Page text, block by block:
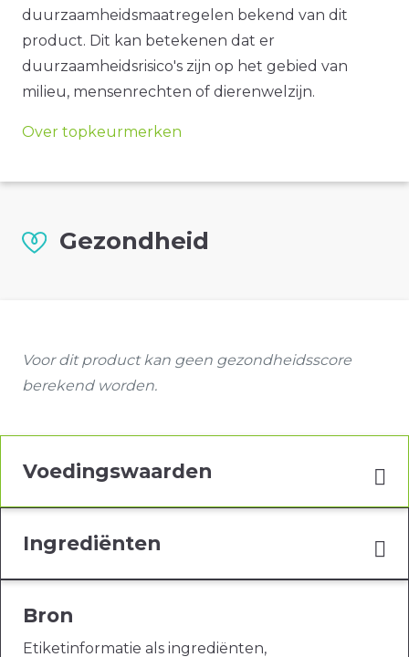
duurzaamheidsmaatregelen bekend van dit
product. Dit kan betekenen dat er
duurzaamheidsrisico's zijn op het gebied van
milieu, mensenrechten of dierenwelzijn.
Over topkeurmerken
Gezondheid
Voor dit product kan geen gezondheidsscore
berekend worden.
Voedingswaarden
Ingrediënten
Bron
Etiketinformatie als ingrediënten,